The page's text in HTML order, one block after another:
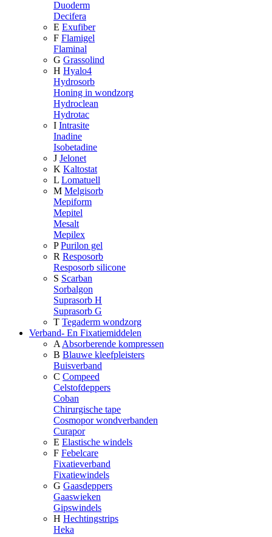
Duoderm
Decifera
E Exufiber
F Flamigel
Flaminal
G Grassolind
H Hyalo4
Hydrosorb
Honing in wondzorg
Hydroclean
Hydrotac
I Intrasite
Inadine
Isobetadine
J Jelonet
K Kaltostat
L Lomatuell
M Melgisorb
Mepiform
Mepitel
Mesalt
Mepilex
P Purilon gel
R Resposorb
Resposorb silicone
S Scarban
Sorbalgon
Suprasorb H
Suprasorb G
T Tegaderm wondzorg
Verband- En Fixatiemiddelen
A Absorberende kompressen
B Blauwe kleefpleisters
Buisverband
C Compeed
Celstofdeppers
Coban
Chirurgische tape
Cosmopor wondverbanden
Curapor
E Elastische windels
F Febelcare
Fixatieverband
Fixatiewindels
G Gaasdeppers
Gaaswieken
Gipswindels
H Hechtingstrips
Heka